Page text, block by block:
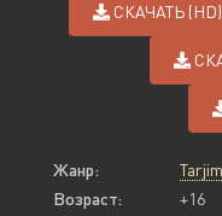
СКАЧАТЬ (HD)
Жанр:
Возраст:
+16